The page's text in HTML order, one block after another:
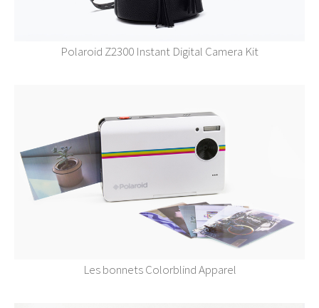
Polaroid Z2300 Instant Digital Camera Kit
Les bonnets Colorblind Apparel